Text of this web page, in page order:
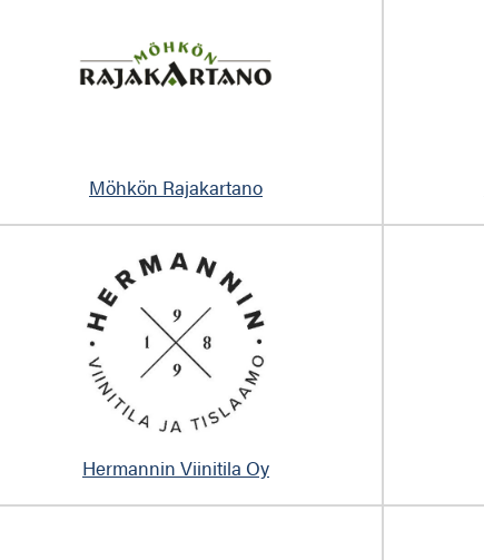
Möhkön Rajakartano
Hermannin Viinitila Oy